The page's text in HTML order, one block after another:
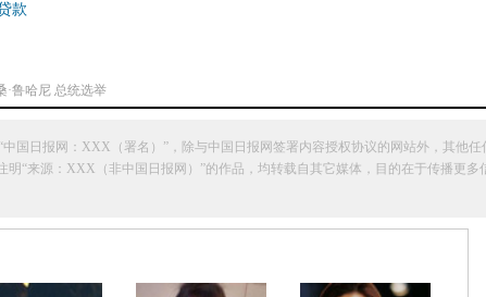
款
·鲁哈尼 总统选举
国日报网：XXX（署名）”，除与中国日报网签署内容授权协议的网站外，其他
明“来源：XXX（非中国日报网）”的作品，均转载自其它媒体，目的在于传播更